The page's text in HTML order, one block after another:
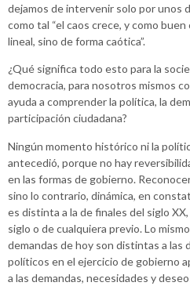
dejamos de intervenir solo por unos
como tal “el caos crece, y como
lineal, sino de forma caótica”.
¿Qué significa todo esto para la
democracia, para nosotros mismos
ayuda a comprender la política, la
participación ciudadana?
Ningún momento histórico ni la
antecedió, porque no hay
en las formas de gobierno.
sino lo contrario, dinámica, en
es distinta a la de finales del siglo
siglo o de cualquiera previo. Lo
demandas de hoy son distintas a las
políticos en el ejercicio de gobierno
a las demandas, necesidades y